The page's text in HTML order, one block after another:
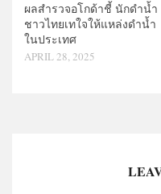
ผลสำรวจอโกด้าชี้ นักดำน้ำ
ชาวไทยเทใจให้แหล่งดำน้ำ
ในประเทศ
APRIL 28, 2025